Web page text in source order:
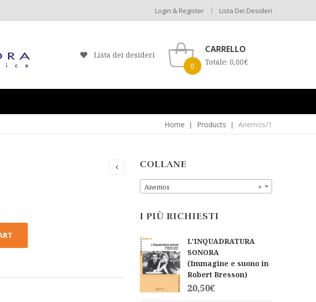
Login & Register Lista Dei Desideri
Lista dei desideri
0
CARRELLO
Totale: 0,00€
Home Products Anemos/1
COLLANE
×
Anemos
I PIÙ RICHIESTI
L'INQUADRATURA
SONORA
(Immagine e suono in
Robert Bresson)
20,50€